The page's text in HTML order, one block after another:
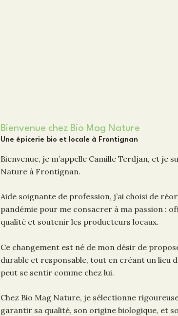
Bienvenue chez Bio Mag Nature
Une épicerie bio et locale à Frontignan
Bienvenue, je m’appelle Camille Terdjan, et je
Nature à Frontignan.
Aide soignante de profession, j’ai choisi de
pandémie pour me consacrer à ma passion :
qualité et soutenir les producteurs locaux.
Ce changement est né de mon désir de
durable et responsable, tout en créant un lieu
peut se sentir comme chez lui.
Chez Bio Mag Nature, je sélectionne
garantir sa qualité, son origine biologique, et